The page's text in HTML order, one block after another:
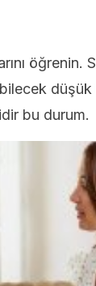
öğrenin.
düşük
bu durum.